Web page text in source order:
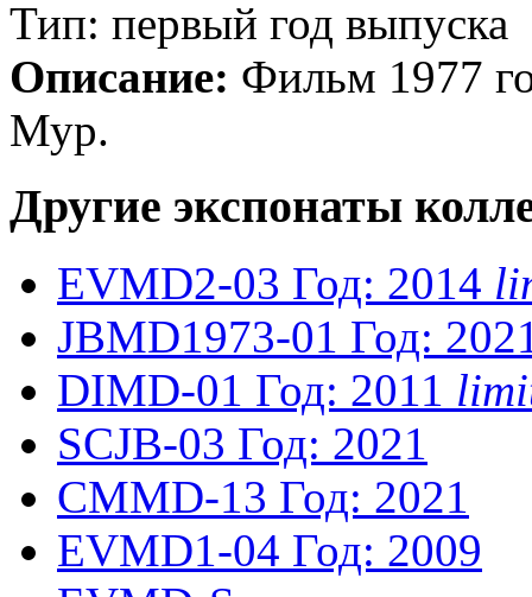
Тип: первый год выпуска
Описание: Фильм 1977
Мур.
Другие экспонаты
EVMD2-03 Год: 2014
JBMD1973-01 Год:
DIMD-01 Год: 2011
SCJB-03 Год: 2021
CMMD-13 Год: 2021
EVMD1-04 Год: 2009